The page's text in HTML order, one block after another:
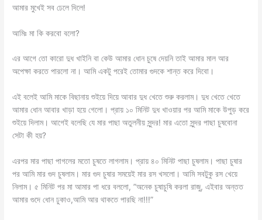
আমার মুখেই সব ঢেলে দিলে!
আমিঃ মা কি করবো বলো?
এর আগে তো কারো দুধ খাইনি বা কেউ আমার ধোন চুষে দেয়নি তাই আমার মাল আর
অপেক্ষা করতে পারলো না। আমি একটু পরেই তোমার গুদকে শান্ত করে দিবো।
এই বলেই আমি মাকে বিছানায় শুইয়ে দিয়ে আবার দুধ খেতে শুরু করলাম। দুধ খেতে খেতে
আমার ধোন আবার খাড়া হয়ে গেলো। প্রায় ১০ মিনিট দুধ খাওয়ার পর আমি মাকে উপুড় করে
শুইয়ে দিলাম। আগেই বলেছি যে মার পাছা অতুলনীয় সুন্দর! মার এতো সুন্দর পাছা চুষবোনা
সেটা কী হয়?
এরপর মার পাছা পাগলের মতো চুষতে লাগলাম। প্রায় ৪০ মিনিট পাছা চুষলাম। পাছা চুষার
পর আমি মার গুদ চুষলাম। মার গুদ চুষার সময়েই মার রস খসলো। আমি সবটুকু রস খেয়ে
নিলাম। ৫ মিনিট পর মা আমার পা ধরে বললো, ”অনেক চুষাচুষি করলা রাজু, এইবার অন্তত
আমার গুদে ধোন ঢুকাও,আমি আর থাকতে পারছি না!!!”